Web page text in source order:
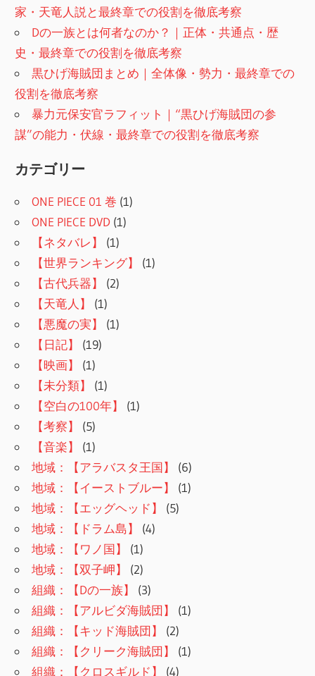
家・天竜人説と最終章での役割を徹底考察
Dの一族とは何者なのか？｜正体・共通点・歴
史・最終章での役割を徹底考察
黒ひげ海賊団まとめ｜全体像・勢力・最終章での
役割を徹底考察
暴力元保安官ラフィット｜“黒ひげ海賊団の参
謀”の能力・伏線・最終章での役割を徹底考察
カテゴリー
ONE PIECE 01 巻 (1)
ONE PIECE DVD (1)
【ネタバレ】
(1)
【世界ランキング】
(1)
【古代兵器】
(2)
【天竜人】
(1)
【悪魔の実】
(1)
【日記】
(19)
【映画】
(1)
【未分類】
(1)
【空白の100年】
(1)
【考察】
(5)
【音楽】
(1)
地域：【アラバスタ王国】
(6)
地域：【イーストブルー】
(1)
地域：【エッグヘッド】
(5)
地域：【ドラム島】
(4)
地域：【ワノ国】
(1)
地域：【双子岬】
(2)
組織：【Dの一族】
(3)
組織：【アルビダ海賊団】
(1)
組織：【キッド海賊団】
(2)
組織：【クリーク海賊団】
(1)
組織：【クロスギルド】
(4)